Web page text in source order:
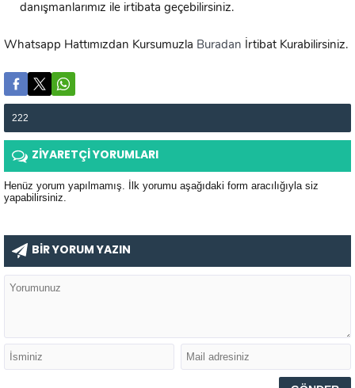
danışmanlarımız ile irtibata geçebilirsiniz.
Whatsapp Hattımızdan Kursumuzla Buradan İrtibat Kurabilirsiniz.
222
ZİYARETÇİ YORUMLARI
Henüz yorum yapılmamış. İlk yorumu aşağıdaki form aracılığıyla siz
yapabilirsiniz.
BİR YORUM YAZIN